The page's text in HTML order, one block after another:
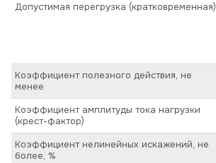
Допустимая перегрузка (кратковременная)
Коэффициент полезного действия, не
менее
Коэффициент амплитуды тока нагрузки
(крест-фактор)
Коэффициент нелинейных искажений, не
более, %